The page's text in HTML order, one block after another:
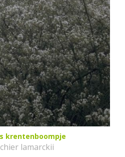
krentenboompje
lamarckii